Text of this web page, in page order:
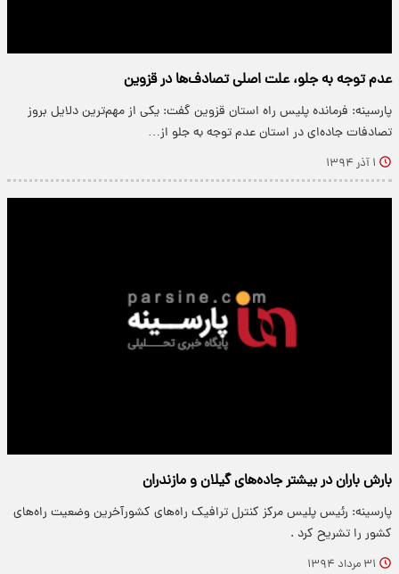
عدم توجه به جلو، علت اصلی تصادف‌ها در قزوین
پارسینه: فرمانده پلیس راه استان قزوین گفت: یکی از مهم‌ترین دلایل بروز
تصادفات جاده‌ای در استان عدم توجه به جلو از…
۱ آذر ۱۳۹۴
بارش باران در بیشتر جاده‌های گیلان و مازندران
پارسینه: رئیس پلیس مرکز کنترل ترافیک راه‌های کشورآخرین وضعیت راه‌های
کشور را تشریح کرد .
۳۱ مرداد ۱۳۹۴